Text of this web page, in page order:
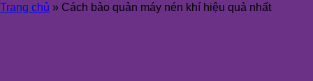
Trang chủ » Cách bảo quản máy nén khí hiệu quả nhất